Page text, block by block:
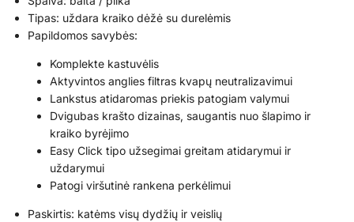
Tipas: uždara kraiko dėžė su durelėmis
Papildomos savybės:
Komplekte kastuvėlis
Aktyvintos anglies filtras kvapų neutralizavimui
Lankstus atidaromas priekis patogiam valymui
Dvigubas krašto dizainas, saugantis nuo šlapimo ir
kraiko byrėjimo
Easy Click tipo užsegimai greitam atidarymui ir
uždarymui
Patogi viršutinė rankena perkėlimui
Paskirtis: katėms visų dydžių ir veislių